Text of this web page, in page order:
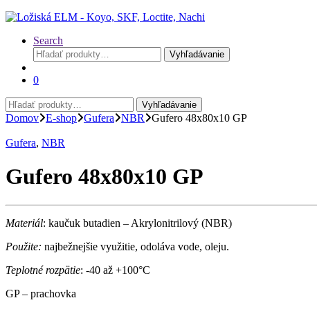
Search
Hľadať:
Vyhľadávanie
0
Hľadať:
Vyhľadávanie
Domov E-shop Gufera NBR Gufero 48x80x10 GP
Gufera, NBR
Gufero 48x80x10 GP
Materiál: kaučuk butadien – Akrylonitrilový (NBR)
Použite: najbežnejšie využitie, odoláva vode, oleju.
Teplotné rozpätie: -40 až +100°C
GP – prachovka